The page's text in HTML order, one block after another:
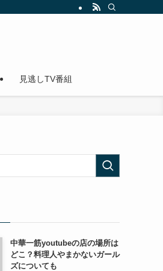
見逃しTV番組
中華一筋youtubeの店の場所は
どこ？料理人やまかないガール
ズについても